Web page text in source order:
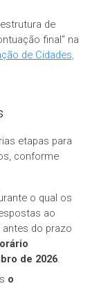
de
final” na
de Cidades,
etapas para
conforme
o qual os
ao
do prazo
de 2026.
o